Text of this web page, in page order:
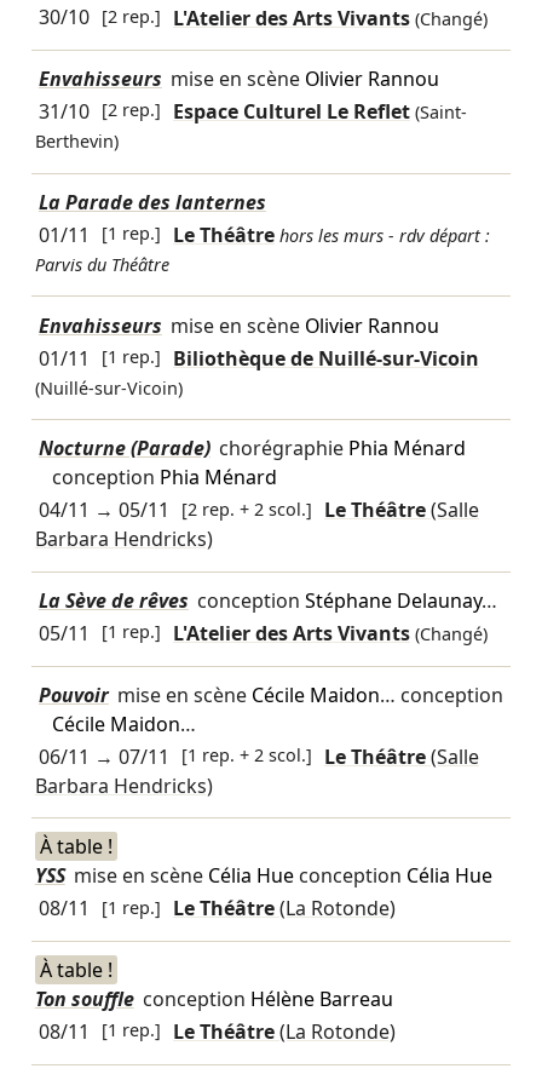
30/10 [2 rep.] L'Atelier des Arts Vivants (Changé)
Envahisseurs mise en scène Olivier Rannou
31/10 [2 rep.] Espace Culturel Le Reflet (Saint-
Berthevin)
La Parade des lanternes
01/11
[1 rep.] Le Théâtre hors les murs - rdv départ :
Parvis du Théâtre
Envahisseurs mise en scène Olivier Rannou
01/11
[1 rep.] Biliothèque de Nuillé-sur-Vicoin
(Nuillé-sur-Vicoin)
Nocturne (Parade) chorégraphie Phia Ménard
conception Phia Ménard
04/11 → 05/11 [2 rep. + 2 scol.] Le Théâtre(Salle
Barbara Hendricks)
La Sève de rêves conception Stéphane Delaunay…
05/11
[1 rep.] L'Atelier des Arts Vivants (Changé)
Pouvoir mise en scène Cécile Maidon… conception
Cécile Maidon…
06/11 → 07/11 [1 rep. + 2 scol.] Le Théâtre(Salle
Barbara Hendricks)
À table !
YSS mise en scène Célia Hueconception Célia Hue
08/11
[1 rep.] Le Théâtre(La Rotonde)
À table !
Ton souffle conception Hélène Barreau
08/11
[1 rep.] Le Théâtre(La Rotonde)